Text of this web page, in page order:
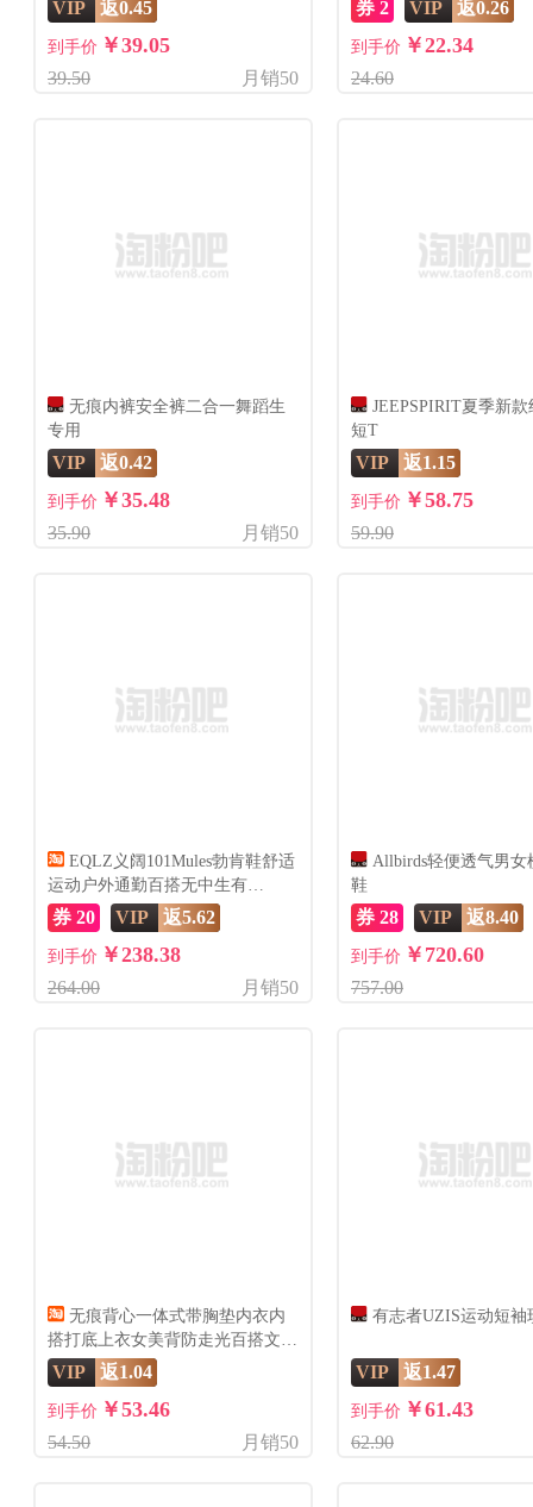
VIP 返0.45
到手价 ￥39.05
39.50 月销50
券 2 VIP 返0.26
到手价 ￥22.34
24.60
无痕内裤安全裤二合一舞蹈生
专用
VIP 返0.42
到手价 ￥35.48
35.90 月销50
JEEPSPIRIT夏季新
短T
VIP 返1.15
到手价 ￥58.75
59.90
EQLZ义阔101Mules勃肯鞋舒适
运动户外通勤百搭无中生有
EQUALIZER
券 20 VIP 返5.62
到手价 ￥238.38
264.00 月销50
Allbirds轻便透气男女
鞋
券 28 VIP 返8.40
到手价 ￥720.60
757.00
无痕背心一体式带胸垫内衣内
搭打底上衣女美背防走光百搭文胸
吊带
VIP 返1.04
到手价 ￥53.46
54.50 月销50
有志者UZIS运动短袖
VIP 返1.47
到手价 ￥61.43
62.90